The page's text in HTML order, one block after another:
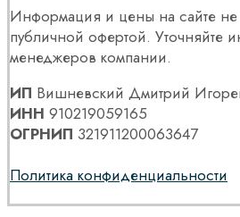
Информация и цены на сайте не
публичной офертой. Уточняйте
менеджеров компании.
ИП Вишневский Дмитрий
ИНН 910219059165
ОГРНИП 321911200063647
Политика конфиденциальности